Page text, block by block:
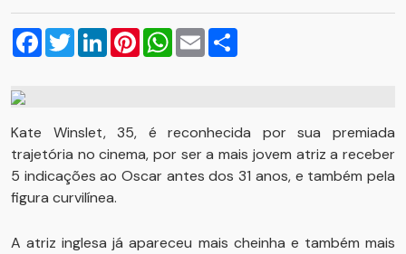
Facebook
TwitterLinkedInPinterestWhatsApp
Email
Kate Winslet, 35, é reconhecida por sua premiada
trajetória no cinema, por ser a mais jovem atriz a receber
5 indicações ao Oscar antes dos 31 anos, e também pela
figura curvilínea.
A atriz inglesa já apareceu mais cheinha e também mais